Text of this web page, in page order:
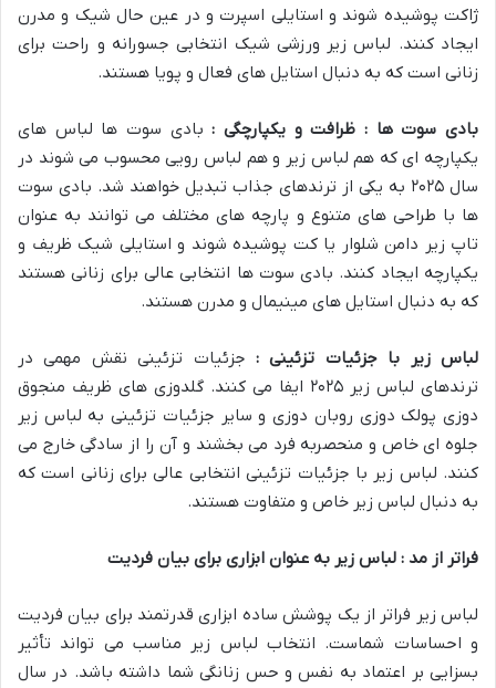
ژاکت پوشیده شوند و استایلی اسپرت و در عین حال شیک و مدرن
ایجاد کنند. لباس زیر ورزشی شیک انتخابی جسورانه و راحت برای
زنانی است که به دنبال استایل های فعال و پویا هستند.
بادی سوت ها : ظرافت و یکپارچگی : بادی سوت ها لباس های
یکپارچه ای که هم لباس زیر و هم لباس رویی محسوب می شوند در
سال ۲۰۲۵ به یکی از ترندهای جذاب تبدیل خواهند شد. بادی سوت
ها با طراحی های متنوع و پارچه های مختلف می توانند به عنوان
تاپ زیر دامن شلوار یا کت پوشیده شوند و استایلی شیک ظریف و
یکپارچه ایجاد کنند. بادی سوت ها انتخابی عالی برای زنانی هستند
که به دنبال استایل های مینیمال و مدرن هستند.
لباس زیر با جزئیات تزئینی : جزئیات تزئینی نقش مهمی در
ترندهای لباس زیر ۲۰۲۵ ایفا می کنند. گلدوزی های ظریف منجوق
دوزی پولک دوزی روبان دوزی و سایر جزئیات تزئینی به لباس زیر
جلوه ای خاص و منحصربه فرد می بخشند و آن را از سادگی خارج می
کنند. لباس زیر با جزئیات تزئینی انتخابی عالی برای زنانی است که
به دنبال لباس زیر خاص و متفاوت هستند.
فراتر از مد : لباس زیر به عنوان ابزاری برای بیان فردیت
لباس زیر فراتر از یک پوشش ساده ابزاری قدرتمند برای بیان فردیت
و احساسات شماست. انتخاب لباس زیر مناسب می تواند تأثیر
بسزایی بر اعتماد به نفس و حس زنانگی شما داشته باشد. در سال